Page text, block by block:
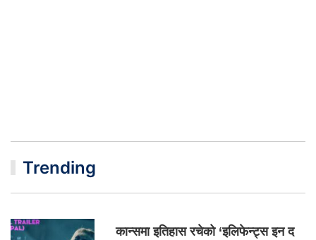
Trending
कान्समा इतिहास रचेको ‘इलिफेन्ट्स इन द